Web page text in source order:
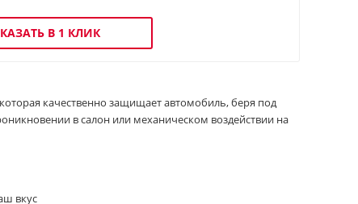
В 1 КЛИК
качественно защищает автомобиль, беря под
в салон или механическом воздействии на
вкус